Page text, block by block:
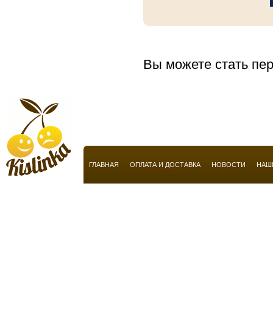
Armaf
Armand Basi
Armani
Atelier Flou
Automobili Lamborghini
Вы можете стать
ГЛАВНАЯ ОПЛАТА И ДОСТАВКА НОВОСТИ